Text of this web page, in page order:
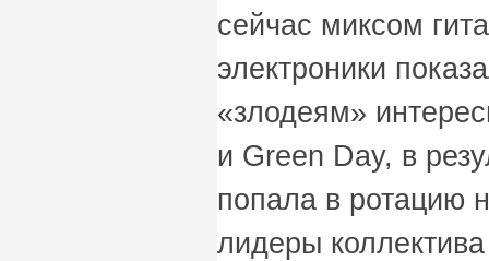
сейчас миксом
электроники
«злодеям»
и Green Day, в
попала в ротацию
лидеры